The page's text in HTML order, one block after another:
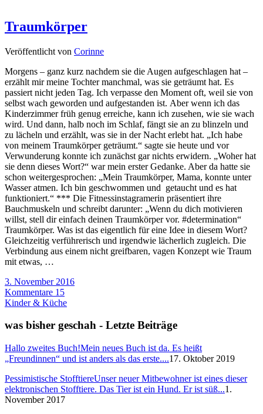
Traumkörper
Veröffentlicht von Corinne
Morgens – ganz kurz nachdem sie die Augen aufgeschlagen hat –
erzählt mir meine Tochter manchmal, was sie geträumt hat. Es
passiert nicht jeden Tag. Ich verpasse den Moment oft, weil sie von
selbst wach geworden und aufgestanden ist. Aber wenn ich das
Kinderzimmer früh genug erreiche, kann ich zusehen, wie sie wach
wird. Und dann, halb noch im Schlaf, fängt sie an zu blinzeln und
zu lächeln und erzählt, was sie in der Nacht erlebt hat. „Ich habe
von meinem Traumkörper geträumt.“ sagte sie heute und vor
Verwunderung konnte ich zunächst gar nichts erwidern. „Woher hat
sie denn dieses Wort?“ war mein erster Gedanke. Aber da hatte sie
schon weitergesprochen: „Mein Traumkörper, Mama, konnte unter
Wasser atmen. Ich bin geschwommen und getaucht und es hat
funktioniert.“ *** Die Fitnessinstagramerin präsentiert ihre
Bauchmuskeln und schreibt darunter: „Wenn du dich motivieren
willst, stell dir einfach deinen Traumkörper vor. #determination“
Traumkörper. Was ist das eigentlich für eine Idee in diesem Wort?
Gleichzeitig verführerisch und irgendwie lächerlich zugleich. Die
Verbindung aus einem nicht greifbaren, vagen Konzept wie Traum
mit etwas, …
3. November 2016
Kommentare 15
Kinder & Küche
was bisher geschah - Letzte Beiträge
Hallo zweites Buch!Mein neues Buch ist da. Es heißt
„Freundinnen“ und ist anders als das erste....17. Oktober 2019
Pessimistische StofftiereUnser neuer Mitbewohner ist eines dieser
elektronischen Stofftiere. Das Tier ist ein Hund. Er ist süß...1.
November 2017